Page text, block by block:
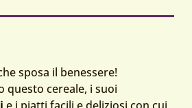
sposa il benessere!
questo cereale, i suoi